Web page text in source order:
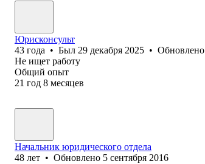
Юрисконсульт
43 года • Был 29 декабря 2025 • Обновлено
Не ищет работу
Общий опыт
21 год 8 месяцев
Начальник юридического отдела
48 лет • Обновлено 5 сентября 2016